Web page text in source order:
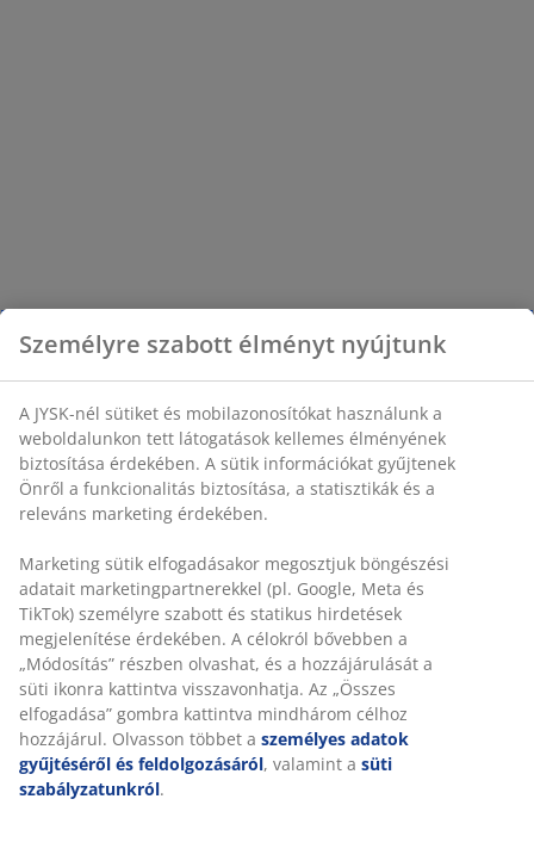
Személyre szabott élményt nyújtunk
A JYSK-nél sütiket és mobilazonosítókat használunk a
weboldalunkon tett látogatások kellemes élményének
biztosítása érdekében. A sütik információkat gyűjtenek
Önről a funkcionalitás biztosítása, a statisztikák és a
releváns marketing érdekében.
Marketing sütik elfogadásakor megosztjuk böngészési
adatait marketingpartnerekkel (pl. Google, Meta és
TikTok) személyre szabott és statikus hirdetések
megjelenítése érdekében. A célokról bővebben a
„Módosítás” részben olvashat, és a hozzájárulását a
süti ikonra kattintva visszavonhatja. Az „Összes
elfogadása” gombra kattintva mindhárom célhoz
hozzájárul. Olvasson többet a személyes adatok
gyűjtéséről és feldolgozásáról, valamint a süti
szabályzatunkról.